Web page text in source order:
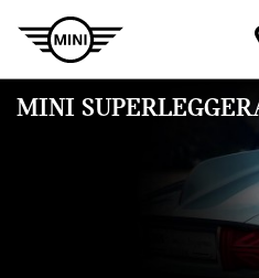
MINI